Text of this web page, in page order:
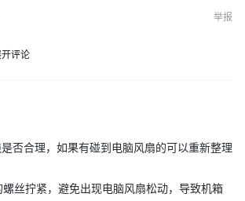
举报
开评论
否合理，如果有碰到电脑风扇的可以重新整理
丝拧紧，避免出现电脑风扇松动，导致机箱